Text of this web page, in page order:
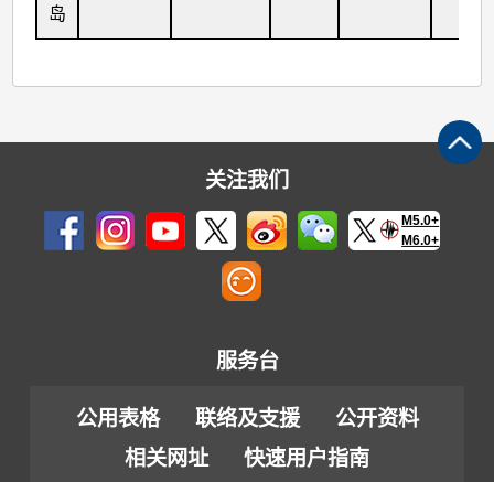
岛
关注我们
M5.0+
M6.0+
服务台
公用表格 联络及支援
公开资料
相关网址
快速用户指南